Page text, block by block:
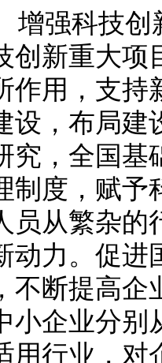
强科技创
创新重大项
作用，支持
设，布局建
究，全国基
制度，赋予
员从繁杂的
动力。促进
不断提高企
小企业分别
用行业，